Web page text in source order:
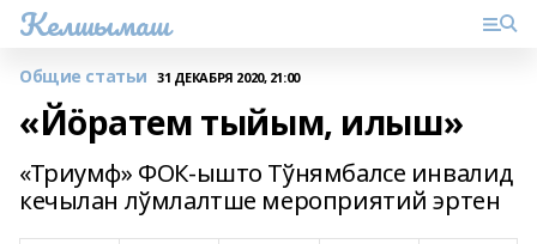
Келшымаш
Общие статьи 31 ДЕКАБРЯ 2020, 21:00
«Йӧратем тыйым, илыш»
«Триумф» ФОК-ышто Тўнямбалсе инвалид
кечылан лўмлалтше мероприятий эртен